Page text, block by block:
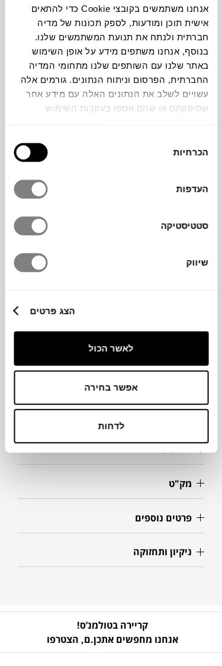
אנחנו משתמשים בקובצי Cookie כדי להתאים
אישית תוכן ומודעות, לספק תכונות של מדיה
חברתית ולנתח את תנועת המשתמשים שלנו.
בנוסף, אנחנו משתפים מידע על אופן השימוש
באתר שלנו עם השותפים שלנו מתחומי המדיה
החברתית, הפרסום וניתוח הנתונים. גורמים אלה
עשויים לשלב את הנתונים האלה עם מידע אחר
שסיפקתם או שהם אספו בעקבות השימוש
הסכמה
הכרחיות
העדפות
סטטיסטיקה
שיווק
הצג פרטים
לאשר הכול
אפשר בחירה
לדחות
תוכלו למצוא אותי ב:
צבעים
Kristalia
לכל בית וסגנון הזמין במגוון גדלים וצבעים. בעל
שבוע, חגים ואירועים. החומר ממנו עשויה
פלטת השולחן נקרא Fenix-NTM. חומר המקנה
לשריטות, חום, כתמים וחומרי ניקוי.
*ניתן להזמין הארכה נוספת להגדלת השולחן
89X170-250X75H
מק"ט
פרטים נוספים
ניקיון ותחזוקה
קריירה בטולמנ’ס!
אנחנו מחפשים אתכן.ם, הצטרפו